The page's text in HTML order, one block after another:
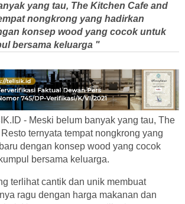
yang tau, The Kitchen Cafe and
nongkrong yang hadirkan
konsep wood yang cocok untuk
bersama keluarga "
- Meski belum banyak yang tau, The
ternyata tempat nongkrong yang
dengan konsep wood yang cocok
bersama keluarga.
terlihat cantik dan unik membuat
ragu dengan harga makanan dan